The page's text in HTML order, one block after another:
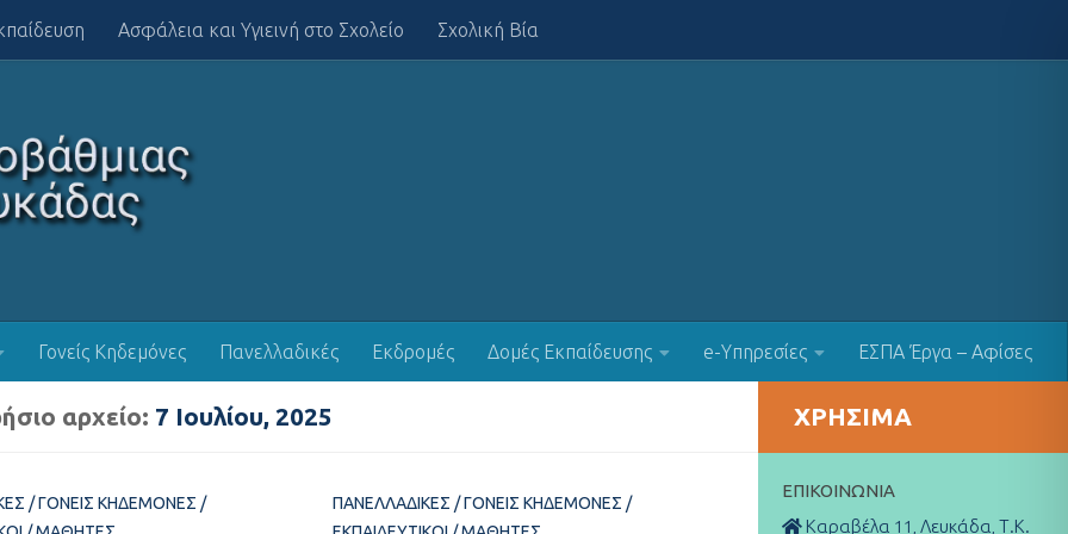
Ασφάλεια και Υγιεινή στο Σχολείο Σχολική Βία
Γονείς Κηδεμόνες Πανελλαδικές Εκδρομές Δομές Εκπαίδευσης e-Υπηρεσίες ΕΣΠΑ Έργα – Αφίσες
αρχείο: 7 Ιουλίου, 2025
/ΓΟΝΕΊΣ ΚΗΔΕΜΌΝΕΣ /
ΠΑΝΕΛΛΑΔΙΚΈΣ /ΓΟΝΕΊΣ ΚΗΔΕΜΌΝΕΣ /
ΧΡΉΣΙΜΑ
ΕΠΙΚΟΙΝΩΝΊΑ
Καραβέλα 11, Λευκάδα, Τ.Κ.